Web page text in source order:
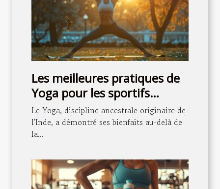
Les meilleures pratiques de
Yoga pour les sportifs
intégration pour améliorer
la performance
Le Yoga, discipline ancestrale originaire de
l'Inde, a démontré ses bienfaits au-delà de
la...